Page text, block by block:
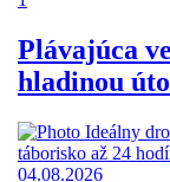
Plávajúca
hladinou
04.08.2026